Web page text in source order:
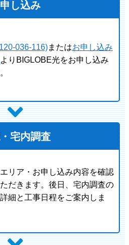
し込み
036-116)またはお申し込み
よりBIGLOBE光をお申し込み
宅内調査
リア・お申し込み内容を確認
だきます。後日、宅内調査の
細と工事日程をご案内しま